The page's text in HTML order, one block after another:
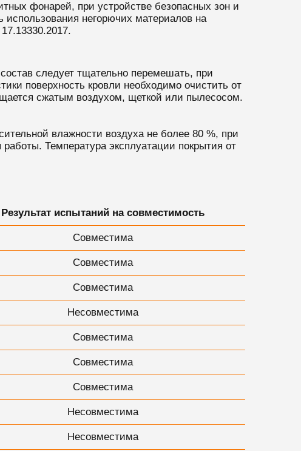
фонарей, при устройстве безопасных зон и
негорючих материалов на
следует тщательно перемешать, при
поверхность кровли необходимо очистить от
сжатым воздухом, щеткой или пылесосом.
влажности воздуха не более 80 %, при
Температура эксплуатации покрытия от
Результат испытаний на совместимость
Совместима
Совместима
Совместима
Несовместима
Совместима
Совместима
Совместима
Несовместима
Несовместима